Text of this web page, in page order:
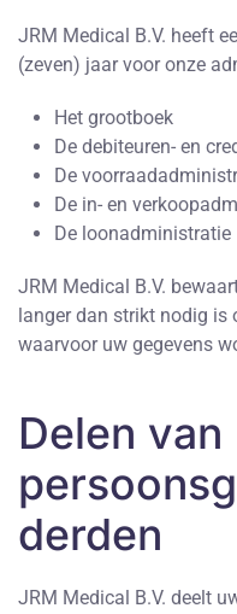
JRM Medical B.V. heeft
(zeven) jaar voor onze
Het grootboek
De debiteuren- en
De
De in- en
De loonadministratie
JRM Medical B.V.
langer dan strikt nodig is
waarvoor uw gegevens
Delen van
derden
JRM Medical B.V. deelt